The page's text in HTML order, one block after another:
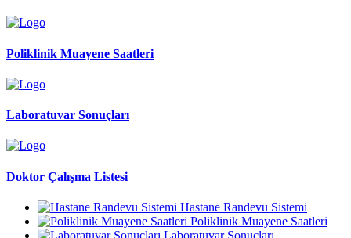
Poliklinik Muayene Saatleri
Laboratuvar Sonuçları
Doktor Çalışma Listesi
Hastane Randevu Sistemi
Poliklinik Muayene Saatleri
Laboratuvar Sonuçları